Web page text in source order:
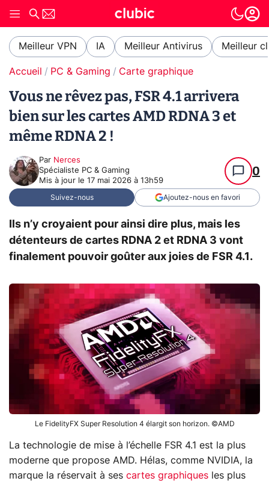
Meilleur VPN IA Meilleur Antivirus Meilleur
Accueil PC & Gaming Carte graphique
Vous ne rêvez pas, FSR 4.1 arrivera
bien sur les cartes AMD RDNA 3 et
même RDNA 2 !
Par Nerces
Spécialiste PC & Gaming
Mis à jour le 17 mai 2026 à 13h59
0
Suivez-nous Ajoutez-nous en favori
Ils n’y croyaient pour ainsi dire plus, mais les
détenteurs de cartes RDNA 2 et RDNA 3 vont
finalement pouvoir goûter aux joies de FSR 4.1.
Le FidelityFX Super Resolution 4 élargit son horizon. ©AMD
La technologie de mise à l’échelle FSR 4.1 est la plus
moderne que propose AMD. Hélas, comme NVIDIA, la
marque la réservait à ses cartes graphiques les plus